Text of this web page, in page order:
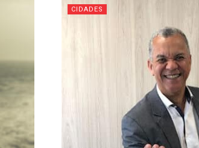
CIDADES